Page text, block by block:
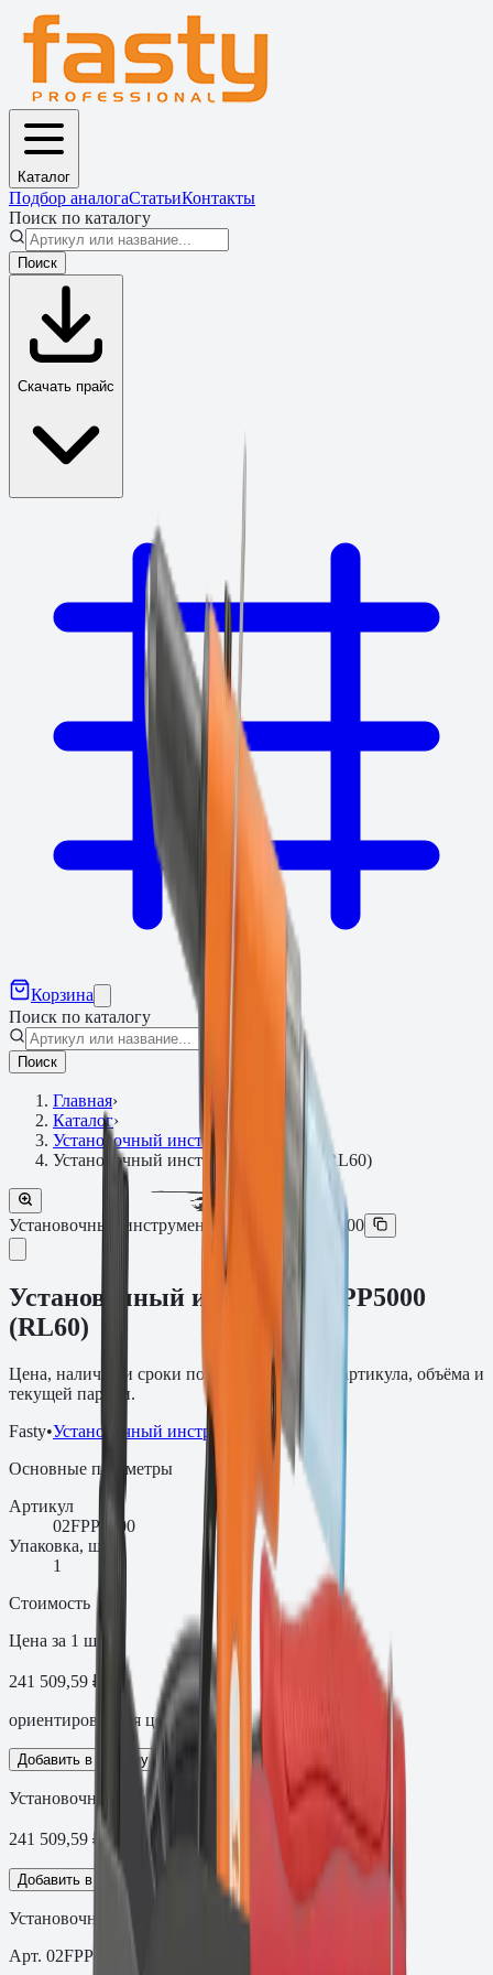
Каталог
Подбор аналогаСтатьиКонтакты
Поиск по каталогу
Поиск
Скачать прайс
Корзина
Поиск по каталогу
Поиск
Главная›
Каталог›
Установочный инструмент
Установочный инструмент PP5000 (RL60)
Установочный инструментАртикул: 02FPP5000
Установочный инструмент PP5000
(RL60)
Цена, наличие и сроки поставки зависят от артикула, объёма и
текущей партии.
Fasty•Установочный инструмент
Основные параметры
Артикул
02FPP5000
Упаковка, шт.
1
Стоимость
Цена за 1 шт
241 509,59 ₽
ориентировочная цена с НДС
Добавить в корзину
Установочный инструмент PP5000 (RL60)
241 509,59 ₽
Добавить в корзину
Установочный инструмент PP5000 (RL60)
Арт. 02FPP5000